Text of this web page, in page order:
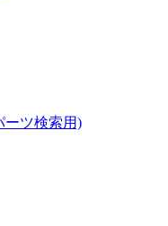
ーツ検索用)